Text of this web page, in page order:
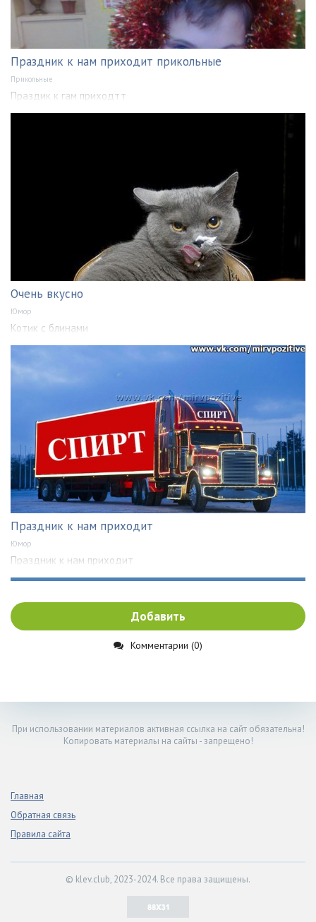
Праздник к нам приходит прикольные
Прикольные
Праздик к гам приходтт
Очень вкусно
Юмор
Котик с блинами
Праздник к нам приходит
Юмор
Праздник к нам приходит
Добавить
Комментарии (0)
При использовании материалов активная ссылка на сайт обязательна!
Копировать материалы на сайты - запрещено!
Главная
Обратная связь
Правила сайта
© klev.club, 2023-2024. Все права защищены.